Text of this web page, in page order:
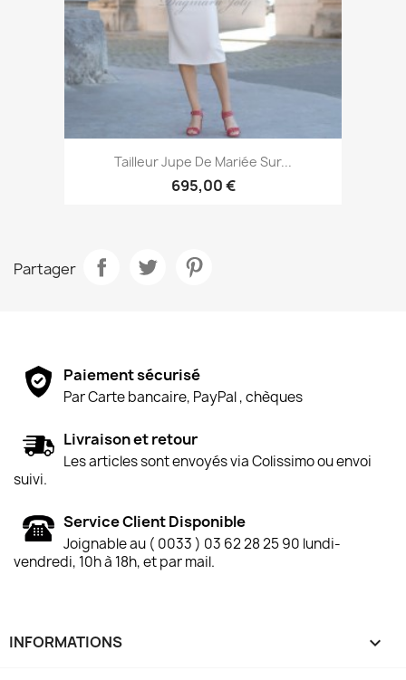
Tailleur Jupe De Mariée Sur...
695,00 €
Partager
Paiement sécurisé
Par Carte bancaire, PayPal , chèques
Livraison et retour
Les articles sont envoyés via Colissimo ou envoi
suivi.
Service Client Disponible
Joignable au ( 0033 ) 03 62 28 25 90 lundi-
vendredi, 10h à 18h, et par mail.
INFORMATIONS 